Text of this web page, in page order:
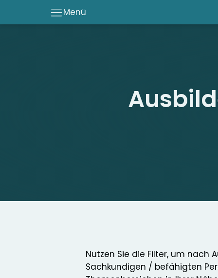
Menü
Nutzen Sie die Filter, um nach
Sachkundigen / befähigten